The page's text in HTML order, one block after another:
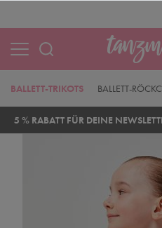
BALLETT-
BALLETT-TRIKOTS
5 % RABATT FÜR DEINE